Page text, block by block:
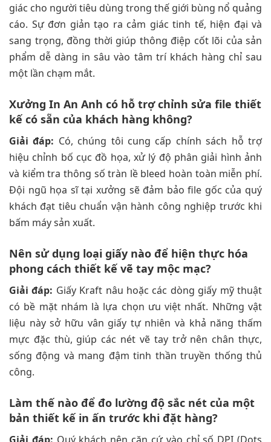
giác cho người tiêu dùng trong thế giới bùng nổ quảng
cáo. Sự đơn giản tạo ra cảm giác tinh tế, hiện đại và
sang trọng, đồng thời giúp thông điệp cốt lõi của sản
phẩm dễ dàng in sâu vào tâm trí khách hàng chỉ sau
một lần chạm mắt.
Xưởng In An Anh có hỗ trợ chỉnh sửa file thiết
kế có sẵn của khách hàng không?
Giải đáp: Có, chúng tôi cung cấp chính sách hỗ trợ
hiệu chỉnh bố cục đồ họa, xử lý độ phân giải hình ảnh
và kiểm tra thông số tràn lề bleed hoàn toàn miễn phí.
Đội ngũ họa sĩ tại xưởng sẽ đảm bảo file gốc của quý
khách đạt tiêu chuẩn vận hành công nghiệp trước khi
bấm máy sản xuất.
Nên sử dụng loại giấy nào để hiện thực hóa
phong cách thiết kế vẽ tay mộc mạc?
Giải đáp: Giấy Kraft nâu hoặc các dòng giấy mỹ thuật
có bề mặt nhám là lựa chọn ưu việt nhất. Những vật
liệu này sở hữu vân giấy tự nhiên và khả năng thấm
mực đặc thù, giúp các nét vẽ tay trở nên chân thực,
sống động và mang đậm tinh thần truyền thống thủ
công.
Làm thế nào để đo lường độ sắc nét của một
bản thiết kế in ấn trước khi đặt hàng?